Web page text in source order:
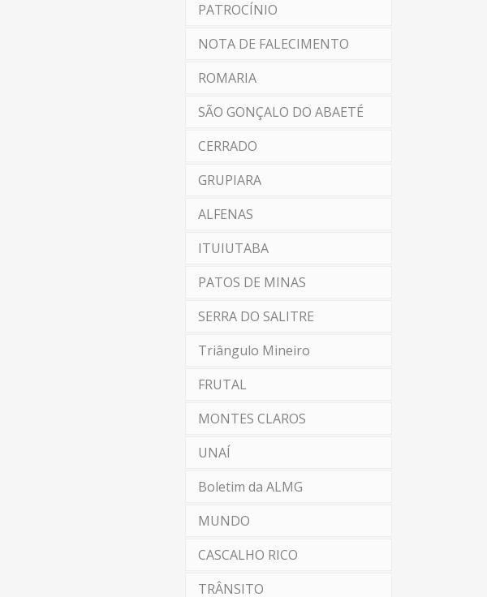
PATROCÍNIO
NOTA DE FALECIMENTO
ROMARIA
SÃO GONÇALO DO ABAETÉ
CERRADO
GRUPIARA
ALFENAS
ITUIUTABA
PATOS DE MINAS
SERRA DO SALITRE
Triângulo Mineiro
FRUTAL
MONTES CLAROS
UNAÍ
Boletim da ALMG
MUNDO
CASCALHO RICO
TRÂNSITO